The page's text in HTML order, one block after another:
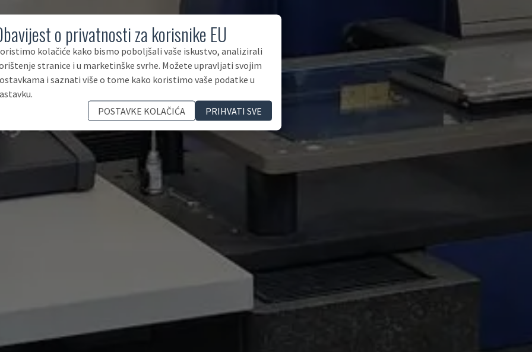
o privatnosti za korisnike EU
kolačiće kako bismo poboljšali vaše iskustvo, analizirali
stranice i u marketinške svrhe. Možete upravljati svojim
i saznati više o tome kako koristimo vaše podatke u
POSTAVKE KOLAČIĆA
PRIHVATI SVE